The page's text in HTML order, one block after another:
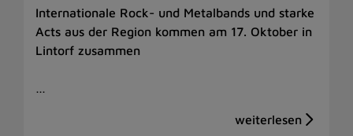
Internationale Rock- und Metalbands und starke
Acts aus der Region kommen am 17. Oktober in
Lintorf zusammen
…